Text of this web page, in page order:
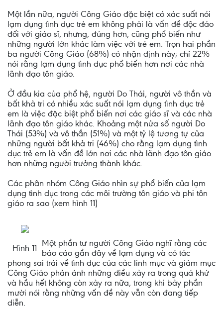
Một lần nữa, người Công Giáo đặc biệt có xác suất nói
lạm dụng tình dục trẻ em không phải là vấn đề độc đáo
đối với giáo sĩ, nhưng, đúng hơn, cũng phổ biến như
những người lớn khác làm việc với trẻ em. Trọn hai phần
ba người Công Giáo (68%) có nhận định này; chỉ 22%
nói rằng lạm dụng tình dục phổ biến hơn nơi các nhà
lãnh đạo tôn giáo.
Ở đầu kia của phổ hệ, người Do Thái, người vô thần và
bất khả tri có nhiều xác suất nói lạm dụng tình dục trẻ
em là việc đặc biệt phổ biến nơi các giáo sĩ và các nhà
lãnh đạo tôn giáo khác. Khoảng một nửa số người Do
Thái (53%) và vô thần (51%) và một tỷ lệ tương tự của
những người bất khả tri (46%) cho rằng lạm dụng tình
dục trẻ em là vấn đề lớn nơi các nhà lãnh đạo tôn giáo
hơn những người trưởng thành khác.
Các phân nhóm Công Giáo nhìn sự phổ biến của lạm
dụng tình dục trong các môi trường tôn giáo và phi tôn
giáo ra sao (xem hình 11)
Hình 11 Một phần tư người Công Giáo nghĩ rằng các
báo cáo gần đây về lạm dụng và có tác
phong sai trái về tình dục của các linh mục và giám mục
Công Giáo phản ánh những điều xảy ra trong quá khứ
và hầu hết không còn xảy ra nữa, trong khi bảy phần
mười nói rằng những vấn đề này vẫn còn đang tiếp
diễn.